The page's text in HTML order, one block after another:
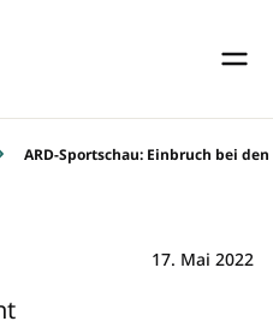
ARD-Sportschau: Einbruch bei
17. Mai 2022